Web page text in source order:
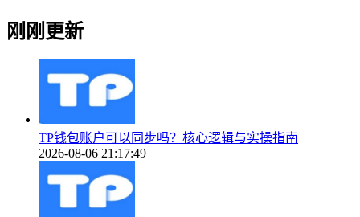
刚刚更新
TP钱包账户可以同步吗？核心逻辑与实操指南
2026-08-06 21:17:49